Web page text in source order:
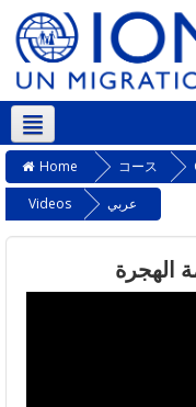
日本語 ‎(ja)‎
Home コース
Videos
عربي
الهجرة